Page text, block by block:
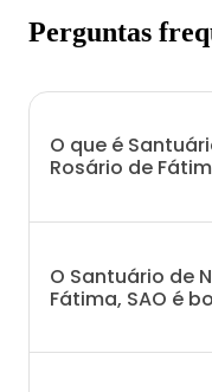
Perguntas
O que é
Rosário de
O Santuário de
Fátima, SAO é